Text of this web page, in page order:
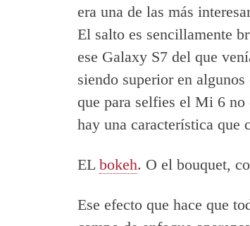
era una de las más
El salto es sencillamente
ese Galaxy S7 del que
siendo superior en
que para selfies el Mi 6
hay una característica que
EL bokeh. O el bouquet,
Ese efecto que hace que